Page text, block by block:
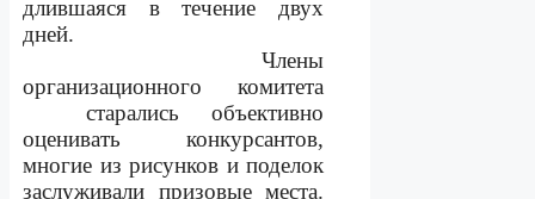
длившаяся в течение двух
дней.
Члены
организационного комитета
старались объективно
оценивать конкурсантов,
многие из рисунков и поделок
заслуживали призовые места.